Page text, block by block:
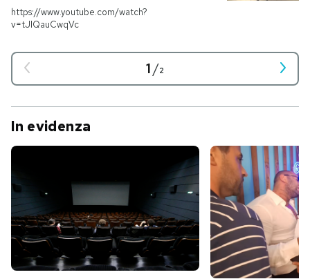
https://www.youtube.com/watch?
v=tJIQauCwqVc
1/2
In evidenza